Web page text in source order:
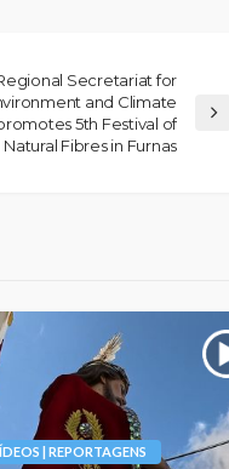
Secretariat for
and Climate
5th Festival of
Natural Fibres in Furnas
| REPORTAGENS